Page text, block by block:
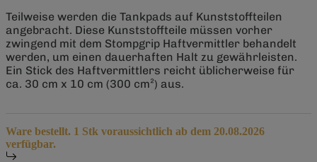
Teilweise werden die Tankpads auf Kunststoffteilen
angebracht. Diese Kunststoffteile müssen vorher
zwingend mit dem Stompgrip Haftvermittler behandelt
werden, um einen dauerhaften Halt zu gewährleisten.
Ein Stick des Haftvermittlers reicht üblicherweise für
ca. 30 cm x 10 cm (300 cm²) aus.
Ware bestellt. 1 Stk voraussichtlich ab dem 20.08.2026
verfügbar.